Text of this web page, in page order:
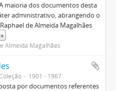
maioria dos documentos desta
administrativo, abrangendo o
de Almeida Magalhães
»
Almeida Magalhães
1901 - 1967
por documentos referentes